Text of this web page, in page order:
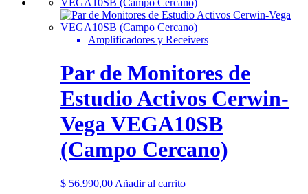
Amplificadores y Receivers
Par de Monitores de
Estudio Activos Cerwin-
Vega VEGA10SB
(Campo Cercano)
$ 56.990,00 Añadir al carrito